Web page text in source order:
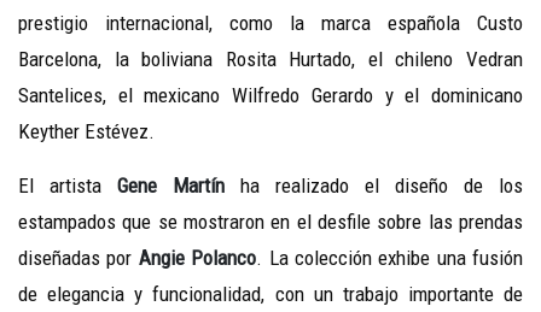
prestigio internacional, como la marca española Custo
Barcelona, la boliviana Rosita Hurtado, el chileno Vedran
Santelices, el mexicano Wilfredo Gerardo y el dominicano
Keyther Estévez.
El artista Gene Martín ha realizado el diseño de los
estampados que se mostraron en el desfile sobre las prendas
diseñadas por Angie Polanco. La colección exhibe una fusión
de elegancia y funcionalidad, con un trabajo importante de